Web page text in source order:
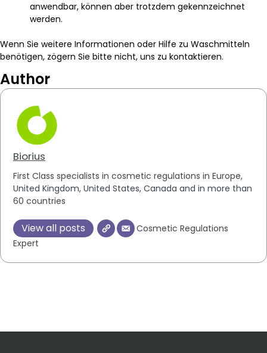
anwendbar, können aber trotzdem gekennzeichnet
werden.
Wenn Sie weitere Informationen oder Hilfe zu Waschmitteln
benötigen, zögern Sie bitte nicht, uns zu kontaktieren.
Author
Biorius
First Class specialists in cosmetic regulations in Europe,
United Kingdom, United States, Canada and in more than
60 countries
View all posts
Cosmetic Regulations
Expert